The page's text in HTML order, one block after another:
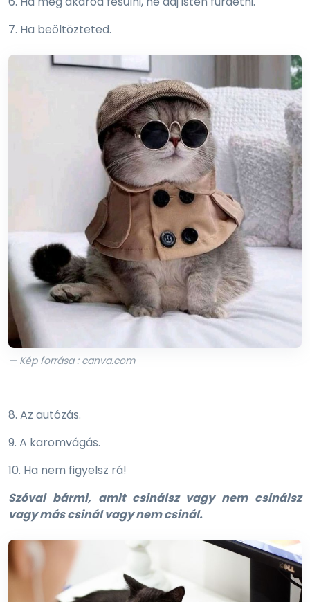
7. Ha beöltözteted.
— Kép forrása : canva.com
8. Az autózás.
9. A karomvágás.
10. Ha nem figyelsz rá!
Szóval bármi, amit csinálsz vagy nem csinálsz
vagy más csinál vagy nem csinál.